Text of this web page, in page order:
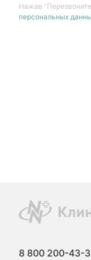
Нажав
персональных
8 800 200-43-